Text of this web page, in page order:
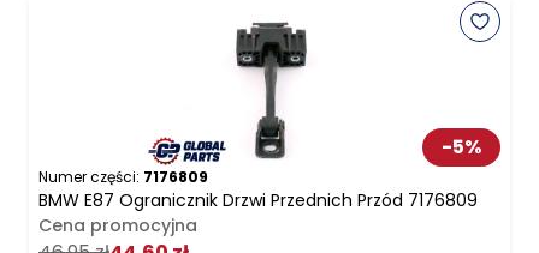
-5%
Numer części: 7176809
BMW E87 Ogranicznik Drzwi Przednich Przód 7176809
Cena promocyjna